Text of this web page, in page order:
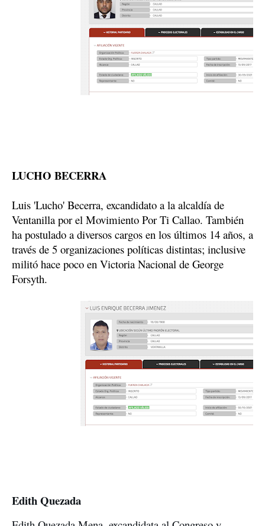
LUCHO BECERRA
Luis 'Lucho' Becerra, excandidato a la alcaldía de
Ventanilla por el Movimiento Por Ti Callao. También
ha postulado a diversos cargos en los últimos 14 años, a
través de 5 organizaciones políticas distintas; inclusive
militó hace poco en Victoria Nacional de George
Forsyth.
Edith Quezada